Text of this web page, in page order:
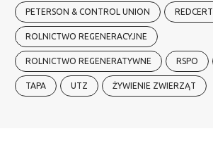
PETERSON & CONTROL UNION REDCERT
ROLNICTWO REGENERACYJNE
ROLNICTWO REGENERATYWNE RSPO
TAPA UTZ ŻYWIENIE ZWIERZĄT